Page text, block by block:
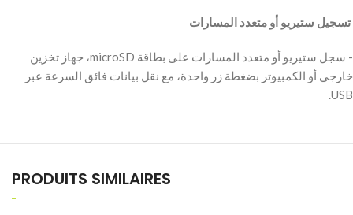
‫ تسجيل ستيريو أو متعدد المسارات
‫- سجل ستيريو أو متعدد المسارات على بطاقة microSD، جهاز تخزين
خارجي أو الكمبيوتر بضغطة زر واحدة، مع نقل بيانات فائق السرعة عبر
USB.
PRODUITS SIMILAIRES